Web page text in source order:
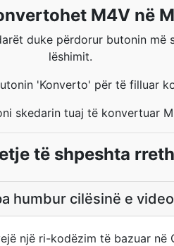
M4V në
duke përdorur butonin më
lëshimit.
'Konverto' për të filluar
skedarin tuaj të konvertuar
të shpeshta
humbur cilësinë e
një ri-kodëzim të bazuar në